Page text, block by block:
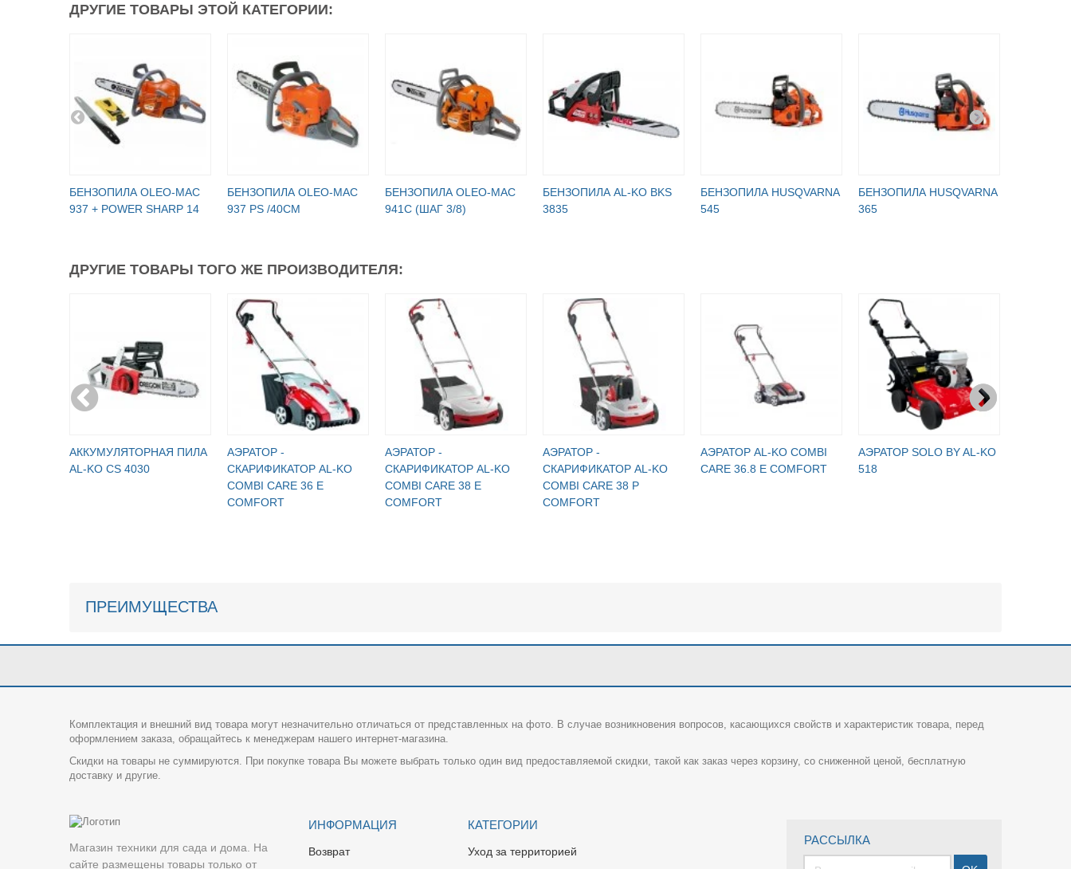
ДРУГИЕ ТОВАРЫ ЭТОЙ КАТЕГОРИИ:
БЕНЗОПИЛА OLEO-МАC
937 + POWER SHARP 14
БЕНЗОПИЛА OLEO-МАC
937 PS /40СМ
БЕНЗОПИЛА OLEO-МАC
941C (ШАГ 3/8)
БЕНЗОПИЛА AL-KO BKS
3835
БЕНЗОПИЛА HUSQVARNA
545
БЕНЗОПИЛА HUSQVARNA
365
ДРУГИЕ ТОВАРЫ ТОГО ЖЕ ПРОИЗВОДИТЕЛЯ:
АККУМУЛЯТОРНАЯ ПИЛА
AL-KO CS 4030
АЭРАТОР -
СКАРИФИКАТОР AL-KO
COMBI CARE 36 E
COMFORT
АЭРАТОР -
СКАРИФИКАТОР AL-KO
COMBI CARE 38 E
COMFORT
АЭРАТОР -
СКАРИФИКАТОР AL-KO
COMBI CARE 38 P
COMFORT
АЭРАТОР AL-KO COMBI
CARE 36.8 E COMFORT
АЭРАТОР SOLO BY AL-KO
518
ПРЕИМУЩЕСТВА
Комплектация и внешний вид товара могут незначительно отличаться от представленных на фото. В случае возникновения вопросов, касающихся свойств и характеристик товара, перед
оформлением заказа, обращайтесь к менеджерам нашего интернет-магазина.
Скидки на товары не суммируются. При покупке товара Вы можете выбрать только один вид предоставляемой скидки, такой как заказ через корзину, со сниженной ценой, бесплатную
доставку и другие.
Магазин техники для сада и дома. На
сайте размещены товары только от
ИНФОРМАЦИЯ
Возврат
КАТЕГОРИИ
Уход за территорией
РАССЫЛКА